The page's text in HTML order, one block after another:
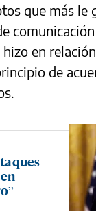
que más le
en
de